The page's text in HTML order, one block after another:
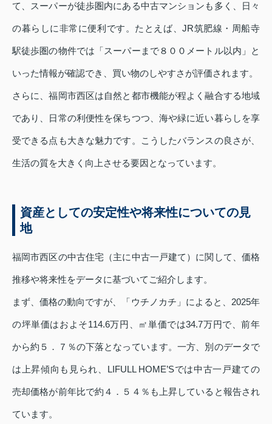
て、スーパーが徒歩圏内にある中古マンションも多く、日々
の暮らしに非常に便利です。たとえば、JR筑肥線・周船寺
駅徒歩圏の物件では「スーパーまで８００メートル以内」と
いった情報が確認でき、買い物のしやすさが評価されます。
さらに、福岡市西区は自然と都市機能が程よく融合する地域
であり、日常の利便性を保ちつつ、海や緑に近い暮らしを享
受できる点も大きな魅力です。こうしたバランスの良さが、
生活の質を大きく向上させる要因となっています。
資産としての安定性や将来性についての見
地
福岡市西区の中古住宅（主に中古一戸建て）に関して、価格
推移や将来性をデータに基づいてご紹介します。
まず、価格の動向ですが、「ウチノカチ」によると、2025年
の坪単価はおよそ114.6万円、㎡単価では34.7万円で、前年
から約５．７％の下落となっています。一方、別のデータで
は上昇傾向も見られ、LIFULL HOME’Sでは中古一戸建ての
売却価格が前年比で約４．５４％も上昇していると報告され
ています。